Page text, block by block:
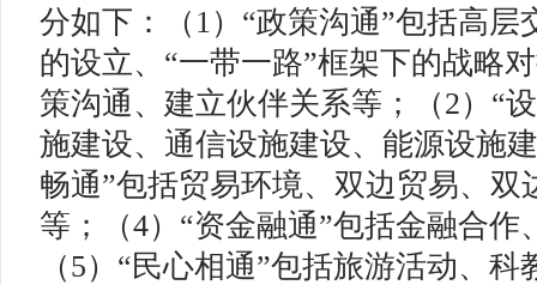
分如下：（1）“政策沟通”包括高层
的设立、“一带一路”框架下的战略
策沟通、建立伙伴关系等；（2）“
施建设、通信设施建设、能源设施
畅通”包括贸易环境、双边贸易、双
等；（4）“资金融通”包括金融合作
（5）“民心相通”包括旅游活动、